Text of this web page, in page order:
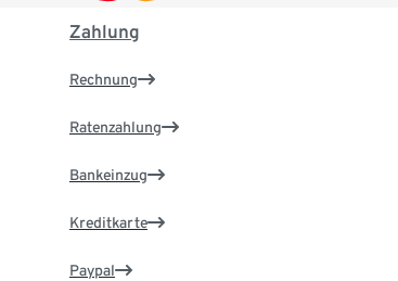
Zahlung
Rechnung
Ratenzahlung
Bankeinzug
Kreditkarte
Paypal